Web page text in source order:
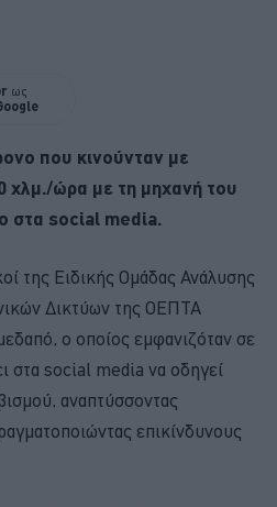
ως
που κινούνταν με
χλμ./ώρα με τη μηχανή του
στα social media.
της Ειδικής Ομάδας Ανάλυσης
Δικτύων της ΟΕΠΤΑ
ο οποίος εμφανιζόταν σε
στα social media να οδηγεί
αναπτύσσοντας
επικίνδυνους